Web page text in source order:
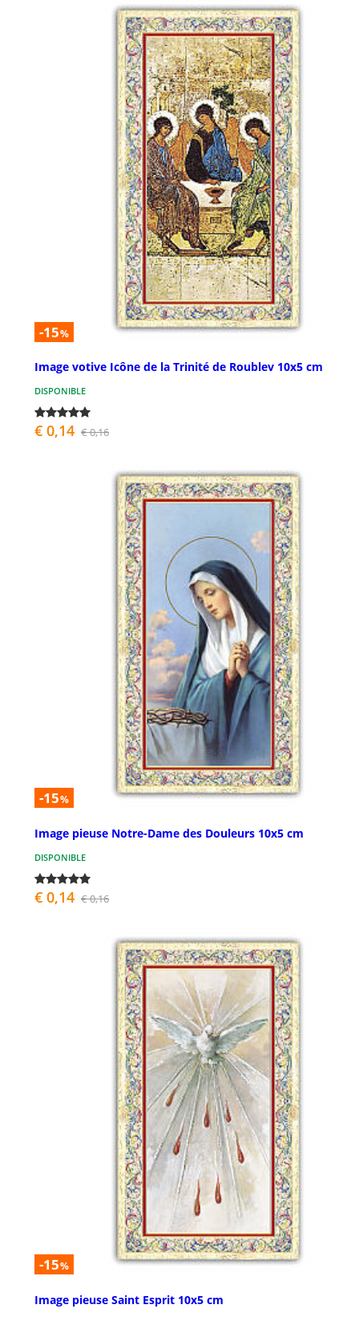
-15%
Image votive Icône de la Trinité de Roublev 10x5 cm
DISPONIBLE
€ 0,14 € 0,16
-15%
Image pieuse Notre-Dame des Douleurs 10x5 cm
DISPONIBLE
€ 0,14 € 0,16
-15%
Image pieuse Saint Esprit 10x5 cm